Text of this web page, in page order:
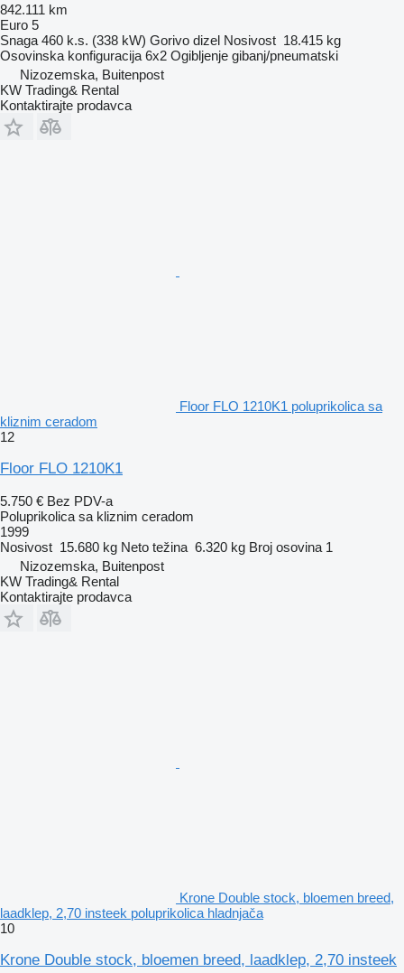
842.111 km
Euro 5
Snaga 460 k.s. (338 kW) Gorivo dizel Nosivost 18.415 kg
Osovinska konfiguracija 6x2 Ogibljenje gibanj/pneumatski
Nizozemska, Buitenpost
KW Trading& Rental
Kontaktirajte prodavca
Floor FLO 1210K1 poluprikolica sa
kliznim ceradom
12
Floor FLO 1210K1
5.750 € Bez PDV-a
Poluprikolica sa kliznim ceradom
1999
Nosivost 15.680 kg Neto težina 6.320 kg Broj osovina 1
Nizozemska, Buitenpost
KW Trading& Rental
Kontaktirajte prodavca
Krone Double stock, bloemen breed,
laadklep, 2,70 insteek poluprikolica hladnjača
10
Krone Double stock, bloemen breed, laadklep, 2,70 insteek